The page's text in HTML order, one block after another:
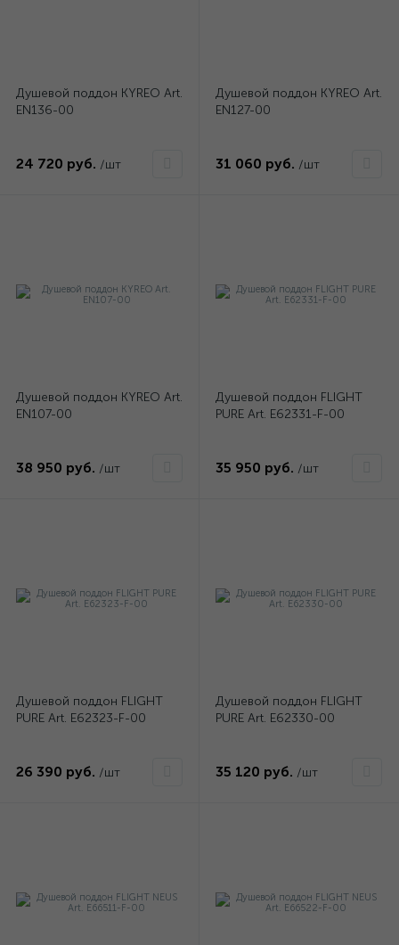
Душевой поддон KYREO Art.
EN136-00
24 720 руб. /шт
Душевой поддон KYREO Art.
EN127-00
31 060 руб. /шт
Душевой поддон KYREO Art.
EN107-00
38 950 руб. /шт
Душевой поддон FLIGHT
PURE Art. E62331-F-00
35 950 руб. /шт
Душевой поддон FLIGHT
PURE Art. E62323-F-00
26 390 руб. /шт
Душевой поддон FLIGHT
PURE Art. E62330-00
35 120 руб. /шт